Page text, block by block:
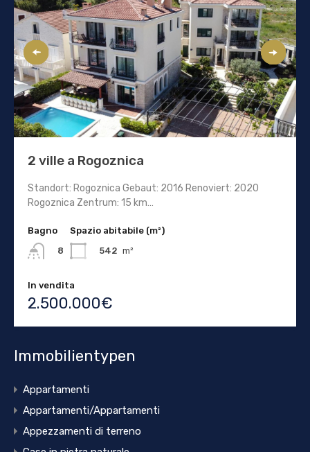
2 ville a Rogoznica
Standort: Rogoznica Gebaut: 2016 Renoviert: 2020
Rogoznica Zentrum: 15 km…
Bagno
8
Spazio abitabile (m²)
542 m²
In vendita
2.500.000€
Immobilientypen
Appartamenti
Appartamenti/Appartamenti
Appezzamenti di terreno